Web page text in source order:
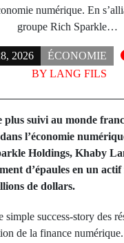
numérique. En
groupe Rich Sparkle…
2026
ÉCONOMIE
BY LANG FILS
plus suivi au monde
l’économie
Holdings, Khaby
d’épaules en un
de dollars.
simple success-story des
de la finance